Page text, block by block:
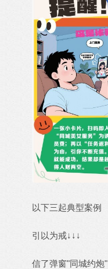
以下三起典型案例
引以为戒↓↓↓
信了弹窗"同城约炮"